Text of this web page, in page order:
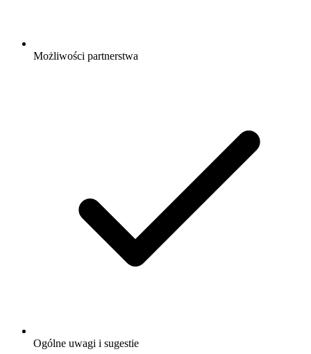
Możliwości partnerstwa
Ogólne uwagi i sugestie